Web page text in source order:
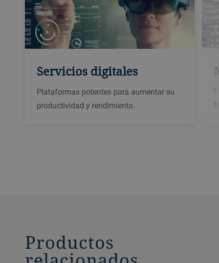
Servicios digitales
Plataformas potentes para aumentar su
productividad y rendimiento.
Productos